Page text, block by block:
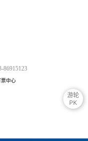
86915123
中心
游轮
PK